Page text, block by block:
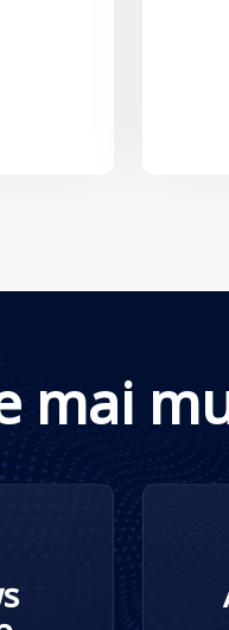
mai